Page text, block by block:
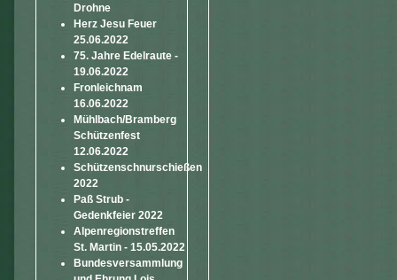
Drohne
Herz Jesu Feuer
25.06.2022
75. Jahre Edelraute -
19.06.2022
Fronleichnam
16.06.2022
Mühlbach/Bramberg
Schützenfest
12.06.2022
Schützenschnurschießen
2022
Paß Strub -
Gedenkfeier 2022
Alpenregionstreffen
St. Martin - 15.05.2022
Bundesversammlung